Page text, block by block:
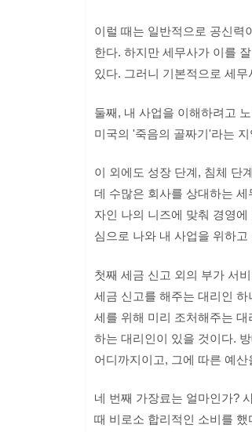
이럴 때는 일반적으로 공신력
한다. 하지만 세무사가 이를
있다. 그러니 기본적으로 세
둘째, 내 사업을 이해하려고
미국의 '죽음의 골짜기'라는
이 외에도 성장 단계, 침체 단
데 수많은 회사를 상대하는
자인 나의 니즈에 맞춰 경영
심으로 나와 내 사업을 위하
첫째 세금 신고 외의 부가 서
세금 신고를 해주는 대리인
세를 위해 미리 조처해주는
하는 대리인이 있을 것이다.
어디까지이고, 그에 따른 예
네 번째 가장료는 얼마인가?
때 비로소 합리적인 소비를